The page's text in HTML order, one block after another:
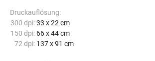
Druckauflösung:
300 dpi: 33 x 22 cm
150 dpi: 66 x 44 cm
72 dpi: 137 x 91 cm